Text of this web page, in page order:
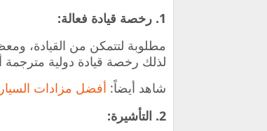
1. رخصة قيادة فعالة:
مطلوبة لتتمكن من القيادة،
لذلك رخصة قيادة دولية
شاهد أيضاً: أفضل مزادات
2. التأشيرة: